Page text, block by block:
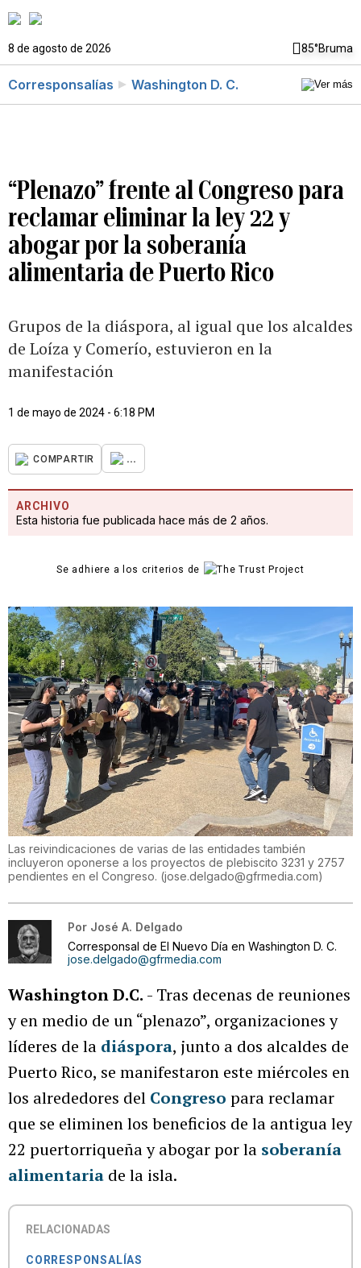
8 de agosto de 2026 85°Bruma
Corresponsalías Washington D. C.
“Plenazo” frente al Congreso para
reclamar eliminar la ley 22 y
abogar por la soberanía
alimentaria de Puerto Rico
Grupos de la diáspora, al igual que los alcaldes
de Loíza y Comerío, estuvieron en la
manifestación
1 de mayo de 2024 - 6:18 PM
COMPARTIR ...
ARCHIVO
Esta historia fue publicada hace más de 2 años.
Se adhiere a los criterios de
Las reivindicaciones de varias de las entidades también
incluyeron oponerse a los proyectos de plebiscito 3231 y 2757
pendientes en el Congreso. (jose.delgado@gfrmedia.com)
Por José A. Delgado
Corresponsal de El Nuevo Día en Washington D. C.
jose.delgado@gfrmedia.com
Washington D.C. - Tras decenas de reuniones
y en medio de un “plenazo”, organizaciones y
líderes de la diáspora, junto a dos alcaldes de
Puerto Rico, se manifestaron este miércoles en
los alrededores del Congreso para reclamar
que se eliminen los beneficios de la antigua ley
22 puertorriqueña y abogar por la soberanía
alimentaria de la isla.
RELACIONADAS
CORRESPONSALÍAS